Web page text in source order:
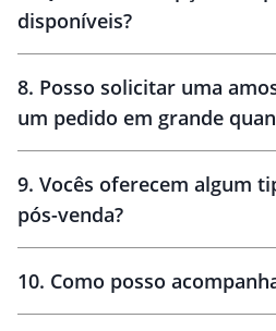
10 dias
disponíveis?
8. Posso solicitar uma
um pedido em grande
9. Vocês oferecem algum
pós-venda?
10. Como posso